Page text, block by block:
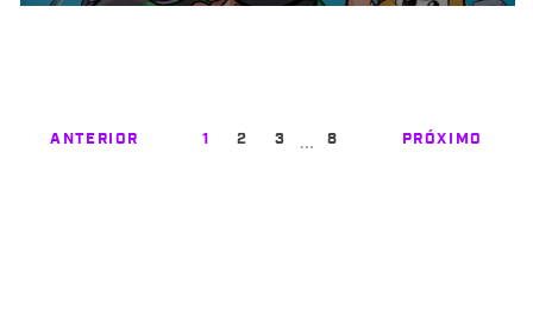
ANTERIOR 1 2 3 8 PRÓXIMO